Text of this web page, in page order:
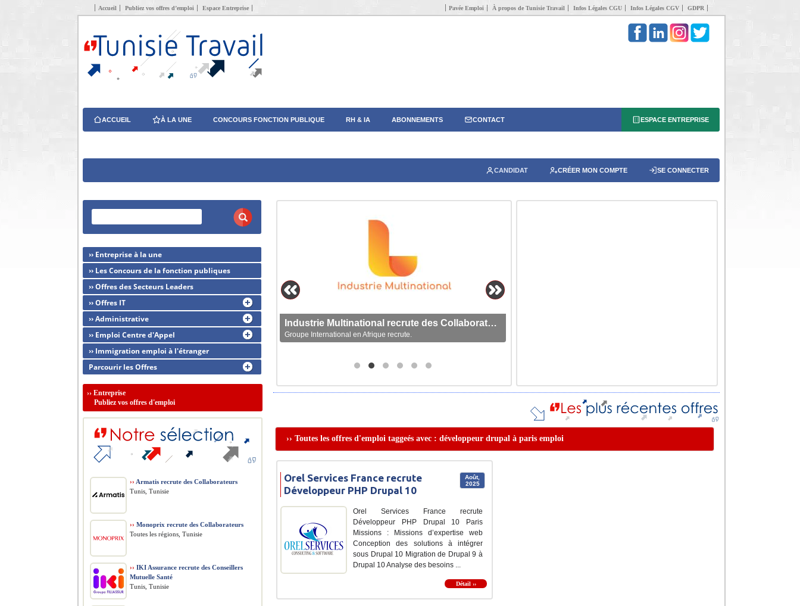
Accueil Publiez vos offres d’emploi Espace Entreprise Pavée Emploi À propos de Tunisie Travail Infos Légales CGU Infos Légales CGV GDPR
ACCUEIL À LA UNE CONCOURS FONCTION PUBLIQUE RH & IA ABONNEMENTS CONTACT ESPACE ENTREPRISE
CANDIDAT CRÉER MON COMPTE SE CONNECTER
Industrie Multinational recrute des Collaborateurs
Groupe International en Afrique recrute.
›› Toutes les offres d'emploi taggeés avec : développeur drupal à paris emploi
Août,
2025
Orel Services France recrute
Développeur PHP Drupal 10
Orel Services France recrute
Développeur PHP Drupal 10 Paris
Missions : Missions d’expertise web
Conception des solutions à intégrer
sous Drupal 10 Migration de Drupal 9 à
Drupal 10 Analyse des besoins ...
Détail ››
›› Entreprise à la une
›› Les Concours de la fonction publiques
›› Offres des Secteurs Leaders
›› Offres IT
›› Administrative
›› Emploi Centre d'Appel
›› Immigration emploi à l'étranger
Parcourir les Offres
›› Entreprise
Publiez vos offres d'emploi
›› Armatis recrute des Collaborateurs
Tunis, Tunisie
›› Monoprix recrute des Collaborateurs
Toutes les régions, Tunisie
›› IKI Assurance recrute des Conseillers
Mutuelle Santé
Tunis, Tunisie